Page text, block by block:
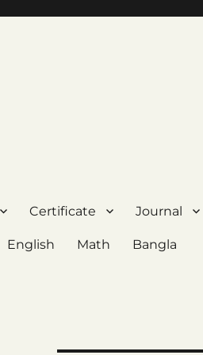
Certificate Journal
English Math Bangla